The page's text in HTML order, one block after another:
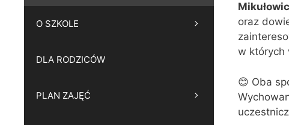
oraz
w których
😊 Oba
O SZKOLE
DLA RODZICÓW
PLAN ZAJĘĆ